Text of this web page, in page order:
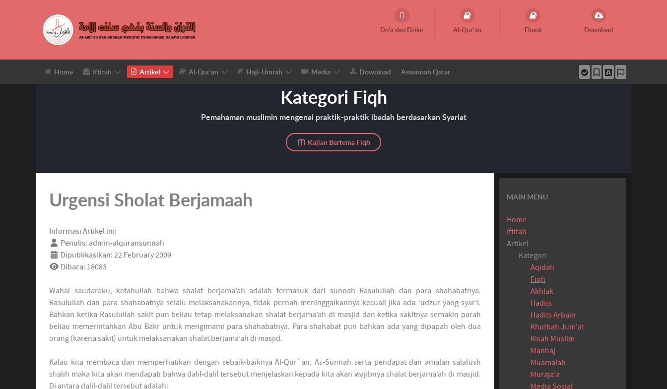
Do'a dan Dzikir Al-Qur'an Ebook Download
Home Iftitah Artikel Al-Qur'an Haji-Umrah Media Download Assunnah Qatar
Kategori Fiqh
Pemahaman muslimin mengenai praktik-praktik ibadah berdasarkan Syariat
Kajian Bertema Fiqh
Urgensi Sholat Berjamaah
Informasi Artikel ini:
Penulis: admin-alquransunnah
Dipublikasikan: 22 February 2009
Dibaca: 18083
Wahai saudaraku, ketahuilah bahwa shalat berjama’ah adalah termasuk dari sunnah Rasulullah dan para shahabatnya.
Rasulullah dan para shahabatnya selalu melaksanakannya, tidak pernah meninggalkannya kecuali jika ada ‘udzur yang syar’i.
Bahkan ketika Rasulullah sakit pun beliau tetap melaksanakan shalat berjama’ah di masjid dan ketika sakitnya semakin parah
beliau memerintahkan Abu Bakr untuk mengimami para shahabatnya. Para shahabat pun bahkan ada yang dipapah oleh dua
orang (karena sakit) untuk melaksanakan shalat berjama’ah di masjid.
Kalau kita membaca dan memperhatikan dengan sebaik-baiknya Al-Qur`an, As-Sunnah serta pendapat dan amalan salafush
shalih maka kita akan mendapati bahwa dalil-dalil tersebut menjelaskan kepada kita akan wajibnya shalat berjama’ah di masjid.
Di antara dalil-dalil tersebut adalah:
MAIN MENU
Home
Iftitah
Artikel
Kategori
Aqidah
Fiqh
Akhlak
Hadits
Hadits Arbain
Khutbah Jum'at
Kisah Muslim
Manhaj
Muamalah
Muraja'a
Media Sosial